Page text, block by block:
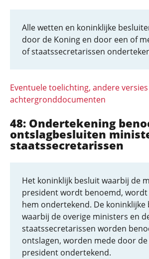
Alle wetten en koninklijke
door de Koning en door een of
of staatssecretarissen
Eventuele toelichting, andere
achtergronddocumenten
48: Ondertekening
ontslagbesluiten
staatssecretarissen
Het koninklijk besluit waarbij de
president wordt benoemd,
hem ondertekend. De koninklijke
waarbij de overige ministers en
staatssecretarissen worden
ontslagen, worden mede door
president ondertekend.